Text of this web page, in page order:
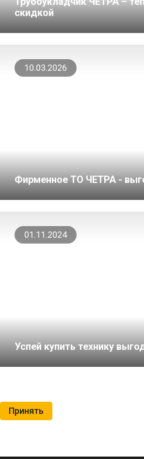
скидкой
10.03.2026
Фирменное ТО ЧЕТРА -
01.11.2024
Успей купить технику
Принять